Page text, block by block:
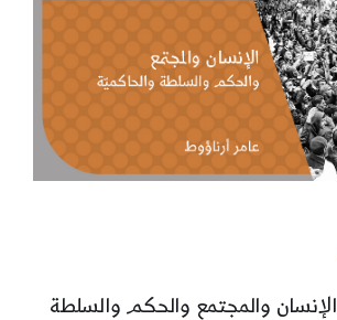
الإنسان والمجتمع والحكم والسلطة